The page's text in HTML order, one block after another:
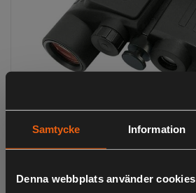
Samtycke Information
Denna webbplats använder cookies
Steiner Nighthunter 8x30 LRF